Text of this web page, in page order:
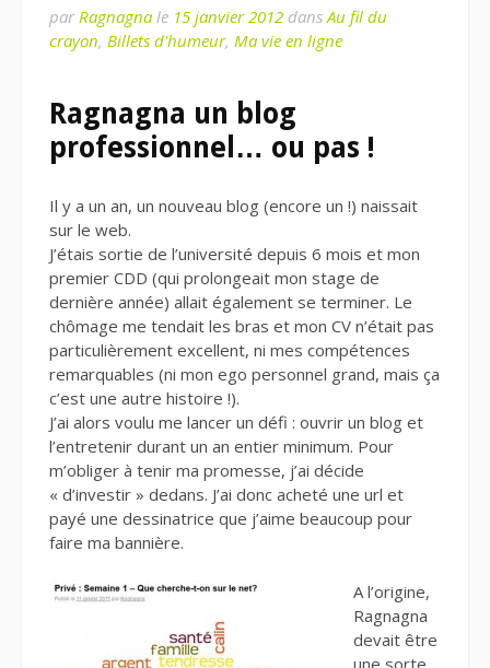
par Ragnagna le 15 janvier 2012 dansAu fil du
crayon, Billets d'humeur, Ma vie en ligne
Ragnagna un blog
professionnel… ou pas !
Il y a un an, un nouveau blog (encore un !) naissait
sur le web.
J’étais sortie de l’université depuis 6 mois et mon
premier CDD (qui prolongeait mon stage de
dernière année) allait également se terminer. Le
chômage me tendait les bras et mon CV n’était pas
particulièrement excellent, ni mes compétences
remarquables (ni mon ego personnel grand, mais ça
c’est une autre histoire !).
J’ai alors voulu me lancer un défi : ouvrir un blog et
l’entretenir durant un an entier minimum. Pour
m’obliger à tenir ma promesse, j’ai décide
« d’investir » dedans. J’ai donc acheté une url et
payé une dessinatrice que j’aime beaucoup pour
faire ma bannière.
A l’origine,
Ragnagna
devait être
une sorte